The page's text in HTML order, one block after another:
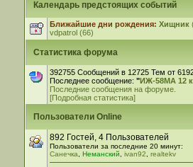
Календарь предстоящих событий
Ближайшие дни рождения: Хищник
vdpatrol (66)
Статистика форума
392755 Сообщений в 12725 Тем от
Последнее сообщение: "ИЖ-58МА 12
Последние сообщения на форуме.
[Подробная статистика]
Пользователи Online
892 Гостей, 4 Пользователей
Пользователи за последние 20 минут:
Санечка
,Неманский ,ivan92 ,realtekv